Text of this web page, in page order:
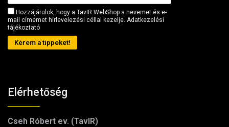
Hozzájárulok, hogy a TavIR WebShop a nevemet és e-
mail címemet hírlevelezési céllal kezelje. Adatkezelési
tájékoztató
Kérem a tippeket!
Elérhetőség
Cseh Róbert ev. (TavIR)